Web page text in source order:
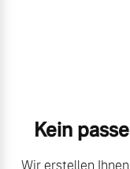
Kein
Wir erstellen